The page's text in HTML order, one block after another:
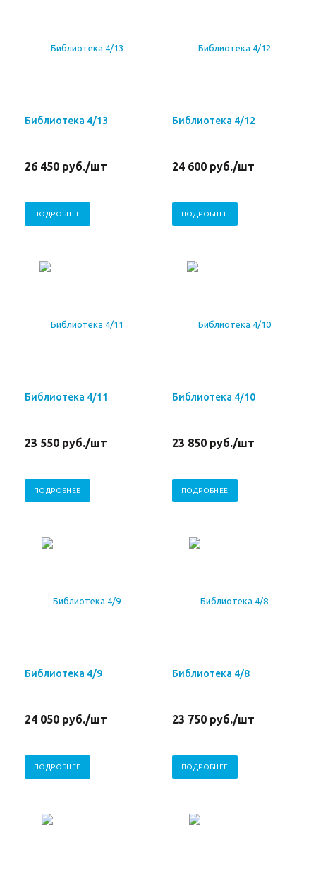
Библиотека 4/13
26 450 руб./шт
ПОДРОБНЕЕ
Библиотека 4/12
24 600 руб./шт
ПОДРОБНЕЕ
Библиотека 4/11
23 550 руб./шт
ПОДРОБНЕЕ
Библиотека 4/10
23 850 руб./шт
ПОДРОБНЕЕ
Библиотека 4/9
24 050 руб./шт
ПОДРОБНЕЕ
Библиотека 4/8
23 750 руб./шт
ПОДРОБНЕЕ